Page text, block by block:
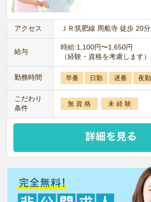
アクセス ＪＲ筑肥線 周船寺 徒歩 20分
給与
時給:1,100円〜1,650円
（経験・資格を考慮します）
勤務時間 早番 日勤 遅番 夜勤
こだわり
条件
無 資 格 未 経 験